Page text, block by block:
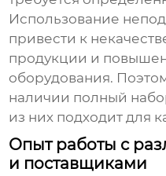
Использование
привести к
продукции и
оборудования.
наличии полный
из них подходит для
Опыт работы с
и поставщиками